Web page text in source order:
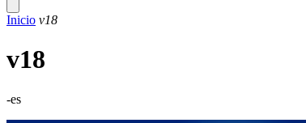
Inicio v18
v18
-es